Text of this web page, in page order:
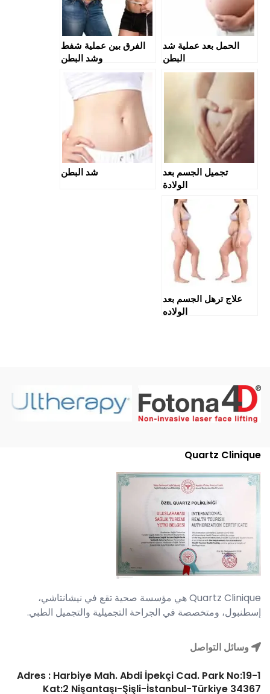
الحمل بعد عملية شد
البطن
الفرق بين عملية شفط
وشد البطن
تجميل الجسم بعد
الولادة
شد البطن
علاج ترهل الجسم بعد
الولاده
Quartz Clinique
Quartz Clinique هي مؤسسة صحية تقع في نيشانتاشي،
إسطنبول، ومتخصصة في الجراحة التجميلية والتجميل الطبي.
وسائل التواصل
Adres : Harbiye Mah. Abdi İpekçi Cad. Park No:19-1
Kat:2 Nişantaşı-Şişli-İstanbul-Türkiye 34367